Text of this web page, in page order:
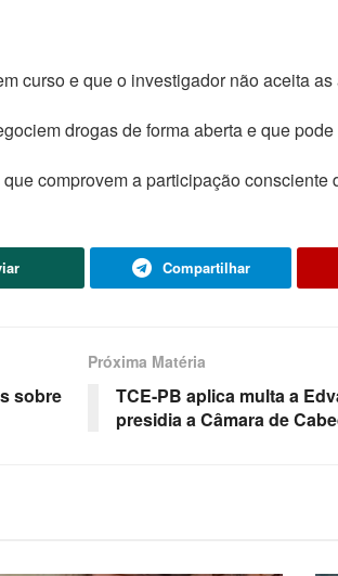
curso e que o investigador não aceita as
drogas de forma aberta e que
comprovem a participação consciente
Compartilhar
sobre
Próxima Matéria
TCE-PB aplica multa a
presidia a Câmara de